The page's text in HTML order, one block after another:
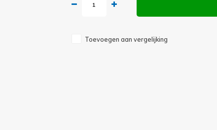
Toevoegen aan vergelijking